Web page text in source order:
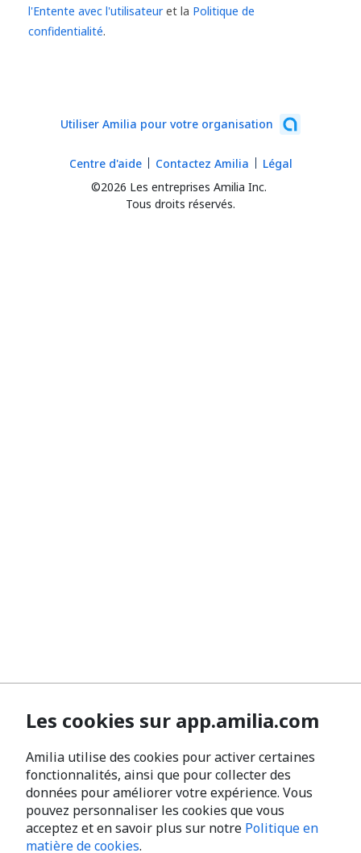
l'Entente avec l'utilisateuret la Politique de
confidentialité.
Utiliser Amilia pour votre organisation
©2026 Les entreprises Amilia Inc.
Tous droits réservés.
Centre d'aide Contactez Amilia Légal
Les cookies sur app.amilia.com
Amilia utilise des cookies pour activer certaines
fonctionnalités, ainsi que pour collecter des
données pour améliorer votre expérience. Vous
pouvez personnaliser les cookies que vous
acceptez et en savoir plus sur notre Politique en
matière de cookies.